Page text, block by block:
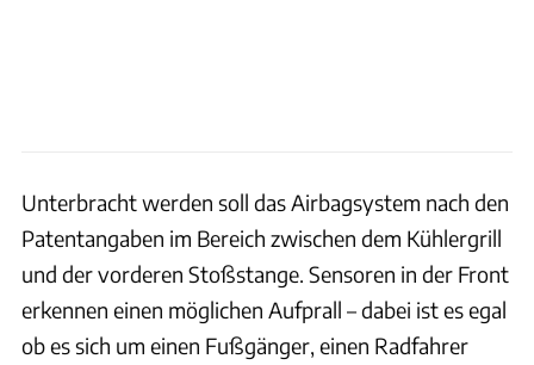
Unterbracht werden soll das Airbagsystem nach den
Patentangaben im Bereich zwischen dem Kühlergrill
und der vorderen Stoßstange. Sensoren in der Front
erkennen einen möglichen Aufprall – dabei ist es egal
ob es sich um einen Fußgänger, einen Radfahrer